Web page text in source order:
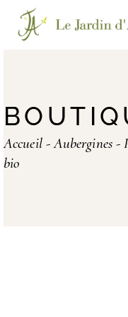
Accueil Aubergines
bio